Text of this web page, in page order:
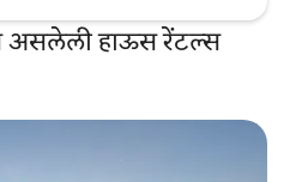
असलेली हाऊस रेंटल्स